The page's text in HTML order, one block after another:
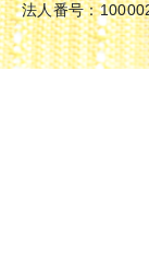
法人番号：